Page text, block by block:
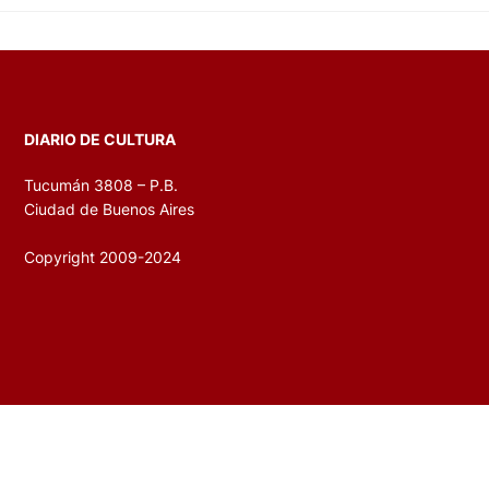
DIARIO DE CULTURA
Tucumán 3808 – P.B.
Ciudad de Buenos Aires
Copyright 2009-2024